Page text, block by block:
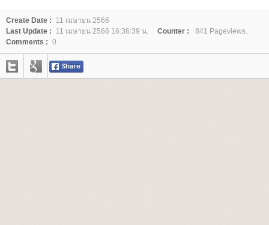
Create Date :
11 เมษายน 2566
Last Update :
11 เมษายน 2566 16:36:39 น. Counter :
841 Pageviews.
Comments : 0